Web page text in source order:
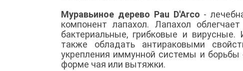
Муравьиное дерево Pau D'Arco -
компонент лапахол. Лапахол
бактериальные, грибковые и
также обладать антираковыми
укрепления иммунной системы и
форме чая или вытяжки.